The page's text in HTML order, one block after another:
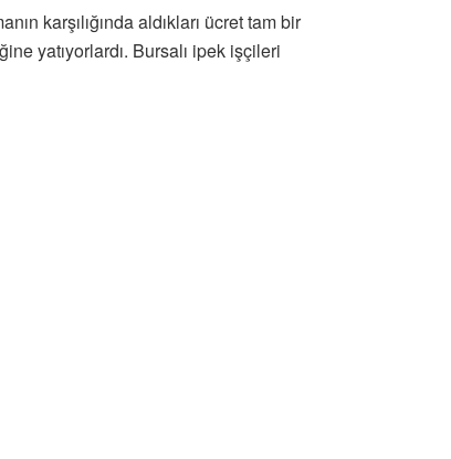
karşılığında aldıkları ücret tam bir
yatıyorlardı. Bursalı ipek işçileri